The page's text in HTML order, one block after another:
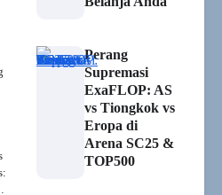
Perang
Supremasi
ExaFLOP: AS
vs Tiongkok vs
Eropa di
Arena SC25 &
TOP500